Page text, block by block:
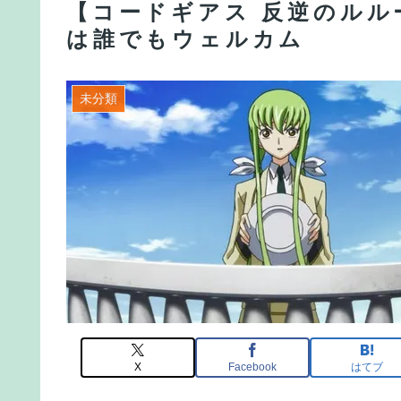
【コードギアス 反逆のル
は誰でもウェルカム
未分類
X Facebook はてブ